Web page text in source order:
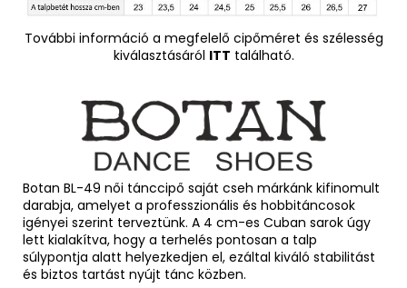
További információ a megfelelő cipőméret és szélesség
kiválasztásáról ITT található.
Botan BL-49 női tánccipő saját cseh márkánk kifinomult
darabja, amelyet a professzionális és hobbitáncosok
igényei szerint terveztünk. A 4 cm-es Cuban sarok úgy
lett kialakítva, hogy a terhelés pontosan a talp
súlypontja alatt helyezkedjen el, ezáltal kiváló stabilitást
és biztos tartást nyújt tánc közben.